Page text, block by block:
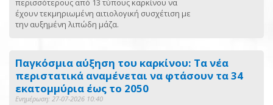
περισσότερους από 13 τύπους καρκίνου να
έχουν τεκμηριωμένη αιτιολογική συσχέτιση με
την αυξημένη λιπώδη μάζα.
Παγκόσμια αύξηση του καρκίνου: Τα νέα
περιστατικά αναμένεται να φτάσουν τα 34
εκατομμύρια έως το 2050
Ενημέρωση: 27-07-2026 10:40